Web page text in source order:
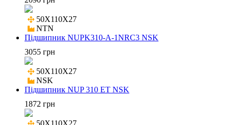
50X110X27
NTN
Підшипник NUPK310-A-1NRC3 NSK
3055 грн
50X110X27
NSK
Підшипник NUP 310 ET NSK
1872 грн
50X110X27